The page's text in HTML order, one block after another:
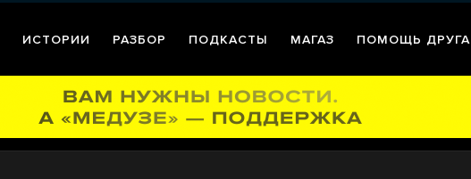
ИСТОРИИ РАЗБОР ПОДКАСТЫ МАГАЗ ПОМОЩЬ ДРУГА